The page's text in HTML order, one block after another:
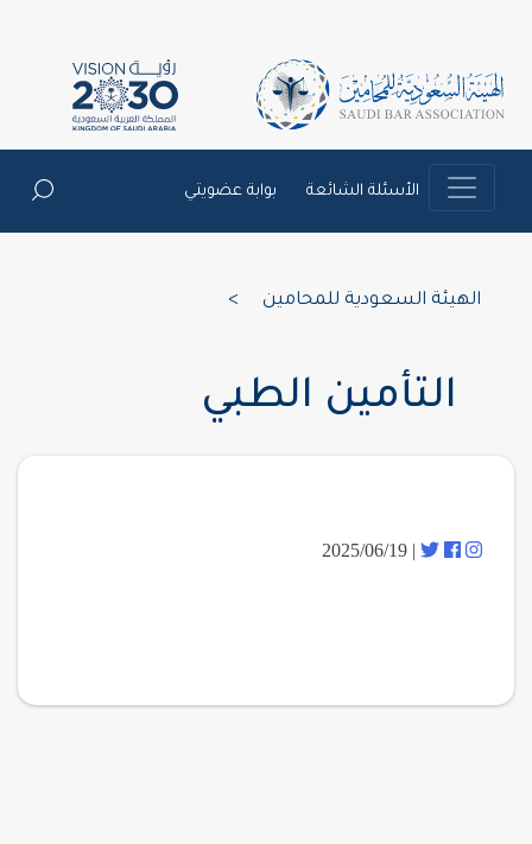
الأسئلة الشائعة بوابة عضويتي
الهيئة السعودية للمحامين
التأمين الطبي
| 2025/06/19